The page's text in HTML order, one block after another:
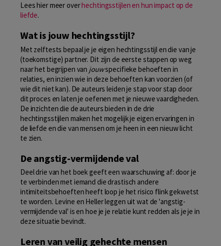
Lees hier meer overhechtingsstijlen en hun impact op de
liefde.
Wat is jouw hechtingsstijl?
Met zelftests bepaal je je eigen hechtingsstijl en die van je
(toekomstige) partner. Dit zijn de eerste stappen op weg
naar het begrijpen van jouwspecifieke behoeften in
relaties, en inzien wie in deze behoeften kan voorzien (of
wie dit niet kan). De auteurs leiden je stap voor stap door
dit proces en laten je oefenen met je nieuwe vaardigheden.
De inzichten die de auteurs bieden in de drie
hechtingsstijlen maken het mogelijk je eigen ervaringen in
de liefde en die van mensen om je heen in een nieuw licht
te zien.
De angstig-vermijdende val
Deel drie van het boek geeft een waarschuwing af: door je
te verbinden met iemand die drastisch andere
intimiteitsbehoeften heeft loop je het risico flink gekwetst
te worden. Levine en Heller leggen uit wat de 'angstig-
vermijdende val' is en hoe je je relatie kunt redden als je je in
deze situatie bevindt.
Leren van veilig gehechte mensen